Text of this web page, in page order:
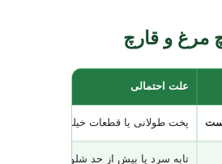
مرغ و قارچ
علت احتمالی
پخت طولانی یا قطعات خیلی نازک
تابه سرد یا بیش از حد شلوغ